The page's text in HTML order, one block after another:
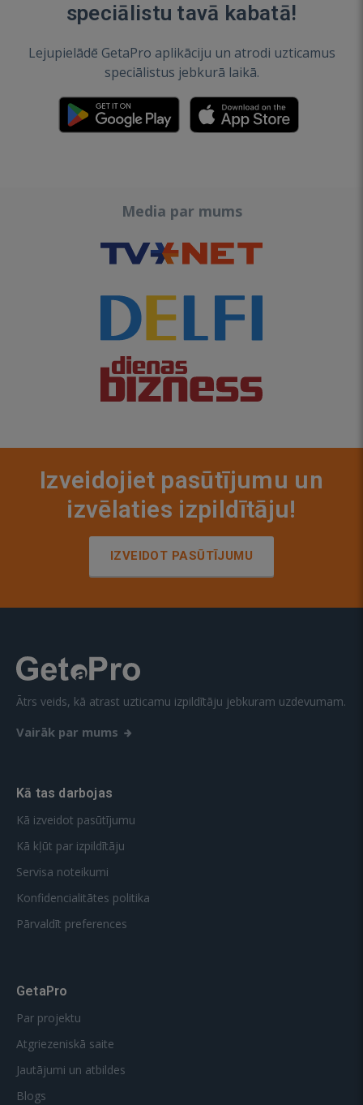
speciālistu tavā kabatā!
Lejupielādē GetaPro aplikāciju un atrodi uzticamus
speciālistus jebkurā laikā.
Media par mums
Izveidojiet pasūtījumu un
izvēlaties izpildītāju!
IZVEIDOT PASŪTĪJUMU
Ātrs veids, kā atrast uzticamu izpildītāju jebkuram uzdevumam.
Vairāk par mums
Kā tas darbojas
Kā izveidot pasūtījumu
Kā kļūt par izpildītāju
Servisa noteikumi
Konfidencialitātes politika
Pārvaldīt preferences
GetaPro
Par projektu
Atgriezeniskā saite
Jautājumi un atbildes
Blogs